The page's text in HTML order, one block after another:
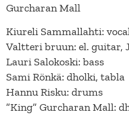
Gurcharan Mall
Kiureli Sammallahti:
Valtteri bruun: el. guitar,
Lauri Salokoski: bass
Sami Rönkä: dholki, tabla
Hannu Risku: drums
”King” Gurcharan Mall: